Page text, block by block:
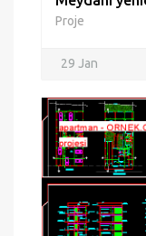
Proje
29 Jan